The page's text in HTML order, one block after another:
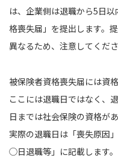
は、企業側は退職から5日
格喪失届」を提出します。
異なるため、注意してくださ
被保険者資格喪失届には資
ここには退職日ではなく、
日までは社会保険の資格が
実際の退職日は「喪失原因
◯日退職等」に記載します。